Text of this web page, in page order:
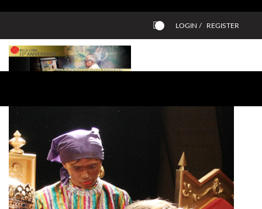
LOGIN / REGISTER